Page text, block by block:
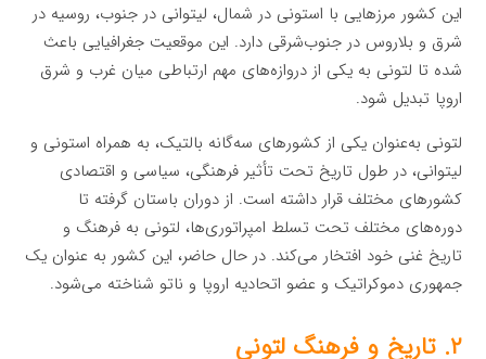
این کشور مرزهایی با استونی در شمال، لیتوانی در جنوب، روسیه در
شرق و بلاروس در جنوب‌شرقی دارد. این موقعیت جغرافیایی باعث
شده تا لتونی به یکی از دروازه‌های مهم ارتباطی میان غرب و شرق
اروپا تبدیل شود.
لتونی به‌عنوان یکی از کشورهای سه‌گانه بالتیک، به همراه استونی و
لیتوانی، در طول تاریخ تحت تأثیر فرهنگی، سیاسی و اقتصادی
کشورهای مختلف قرار داشته است. از دوران باستان گرفته تا
دوره‌های مختلف تحت تسلط امپراتوری‌ها، لتونی به فرهنگ و
تاریخ غنی خود افتخار می‌کند. در حال حاضر، این کشور به عنوان یک
جمهوری دموکراتیک و عضو اتحادیه اروپا و ناتو شناخته می‌شود.
۲. تاریخ و فرهنگ لتونی